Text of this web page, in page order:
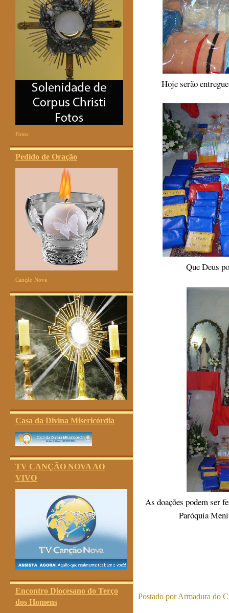
Fotos
Pedido de Oração
Canção Nova
Casa da Divina Misericórdia
TV CANÇÃO NOVA AO
VIVO
Encontro Diocesano do Terço
dos Homens
Hoje serão
Que Deus
As doações podem ser
Paróquia
Postado porArmadura do